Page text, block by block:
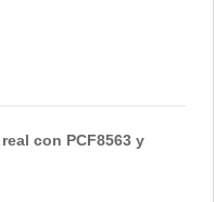
con PCF8563 y